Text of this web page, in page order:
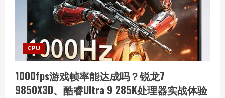
何
重
写
半
体
演
进
法
CPU
1000fps游戏帧率能达成吗？锐龙7
9850X3D、酷睿Ultra 9 285K处理器实战体验